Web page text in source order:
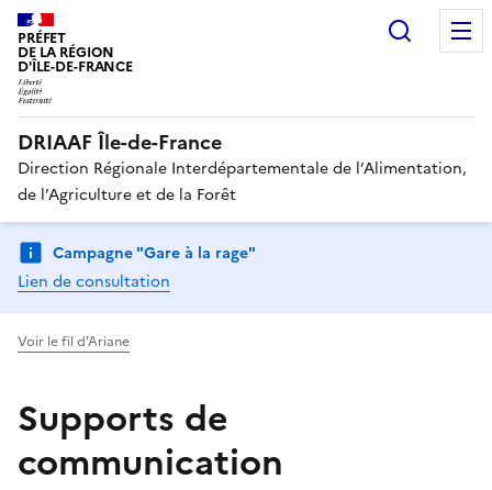
PRÉFET
DE LA RÉGION
D'ÎLE-DE-FRANCE
DRIAAF Île-de-France
Direction Régionale Interdépartementale de l’Alimentation,
de l’Agriculture et de la Forêt
Campagne "Gare à la rage"
Lien de consultation
Voir le fil d'Ariane
Supports de
communication